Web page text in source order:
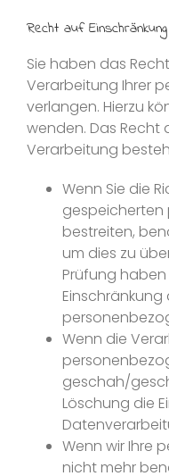
Recht auf
Sie haben das
Verarbeitung Ihrer
verlangen. Hierzu
wenden. Das Recht
Verarbeitung
Wenn Sie die
bestreiten,
um dies zu
Prüfung haben
Wenn die
geschah/
Löschung die
Wenn wir Ihre
nicht mehr